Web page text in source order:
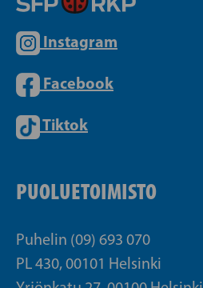
Instagram
Facebook
Tiktok
PUOLUETOIMISTO
Puhelin (09) 693 070
PL 430, 00101 Helsinki